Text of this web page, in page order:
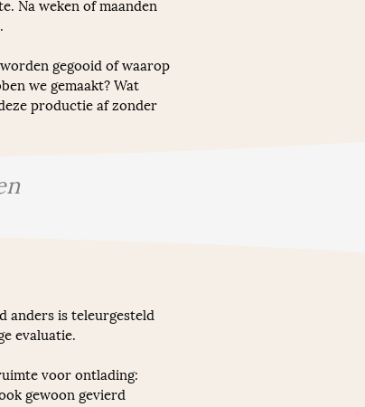
Na weken of maanden
gegooid of waarop
we gemaakt? Wat
productie af zonder
anders is teleurgesteld
evaluatie.
voor ontlading:
gewoon gevierd